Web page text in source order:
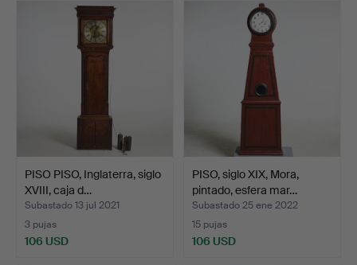
PISO PISO, Inglaterra, siglo
XVIII, caja d…
Subastado 13 jul 2021
3 pujas
106 USD
PISO, siglo XIX, Mora,
pintado, esfera mar…
Subastado 25 ene 2022
15 pujas
106 USD